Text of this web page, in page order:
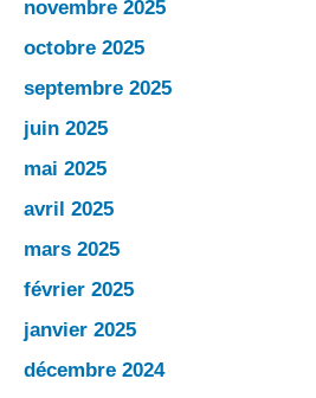
novembre 2025
octobre 2025
septembre 2025
juin 2025
mai 2025
avril 2025
mars 2025
février 2025
janvier 2025
décembre 2024